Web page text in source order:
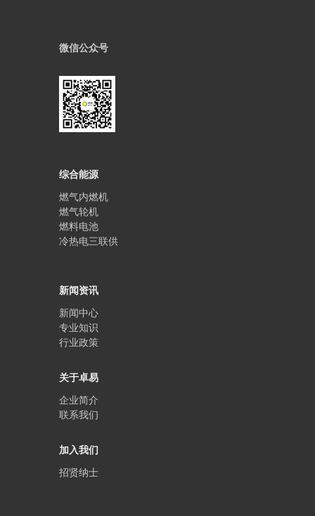
微信公众号
综合能源
燃气内燃机
燃气轮机
燃料电池
冷热电三联供
新闻资讯
新闻中心
专业知识
行业政策
关于卓易
企业简介
联系我们
加入我们
招贤纳士